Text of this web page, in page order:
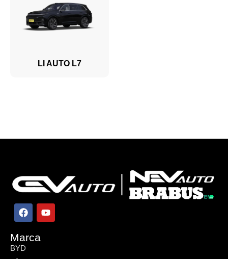
LI AUTO L7
Marca
BYD